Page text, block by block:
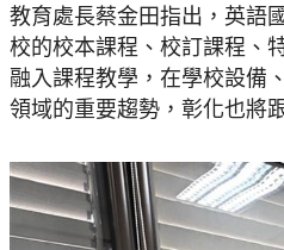
教育處長蔡金田指出，英語
校的校本課程、校訂課程、
融入課程教學，在學校設備
領域的重要趨勢，彰化也將